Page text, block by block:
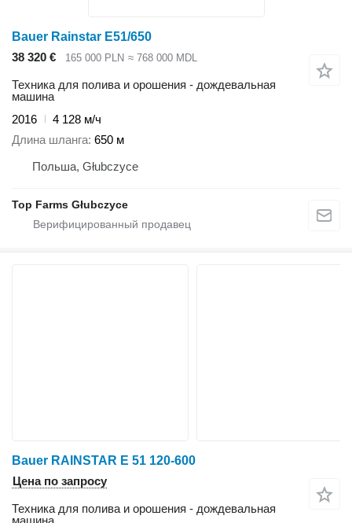
Bauer Rainstar E51/650
38 320 €
165 000 PLN ≈ 768 000 MDL
Техника для полива и орошения - дождевальная
машина
2016
4 128 м/ч
Длина шланга 650 м
Польша, Głubczyce
Top Farms Głubczyce
Bauer RAINSTAR E 51 120-600
Цена по запросу
Техника для полива и орошения - дождевальная
машина